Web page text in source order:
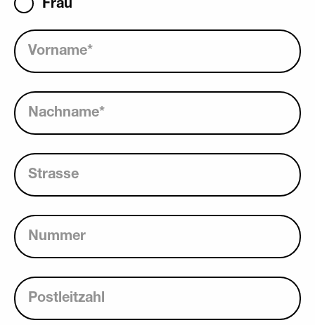
Vorname*
Nachname*
Strasse
Nummer
Postleitzahl